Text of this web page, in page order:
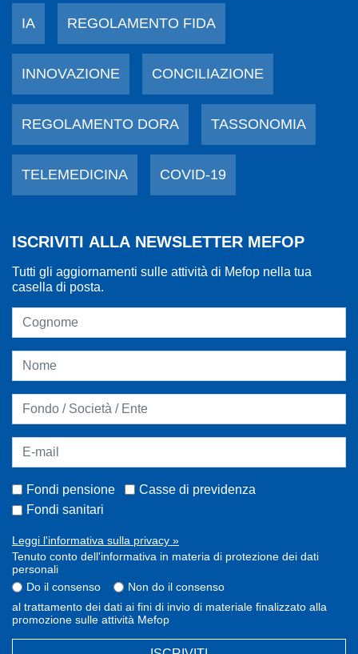
IA REGOLAMENTO FIDA
INNOVAZIONE CONCILIAZIONE
REGOLAMENTO DORA TASSONOMIA
TELEMEDICINA COVID-19
ISCRIVITI ALLA NEWSLETTER MEFOP
Tutti gli aggiornamenti sulle attività di Mefop nella tua
casella di posta.
Fondi pensione
Casse di previdenza
Fondi sanitari
Leggi l'informativa sulla privacy »
Tenuto conto dell'informativa in materia di protezione dei dati
personali
Do il consenso
Non do il consenso
al trattamento dei dati ai fini di invio di materiale finalizzato alla
promozione sulle attività Mefop